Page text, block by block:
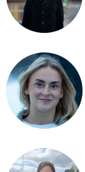
Bilde